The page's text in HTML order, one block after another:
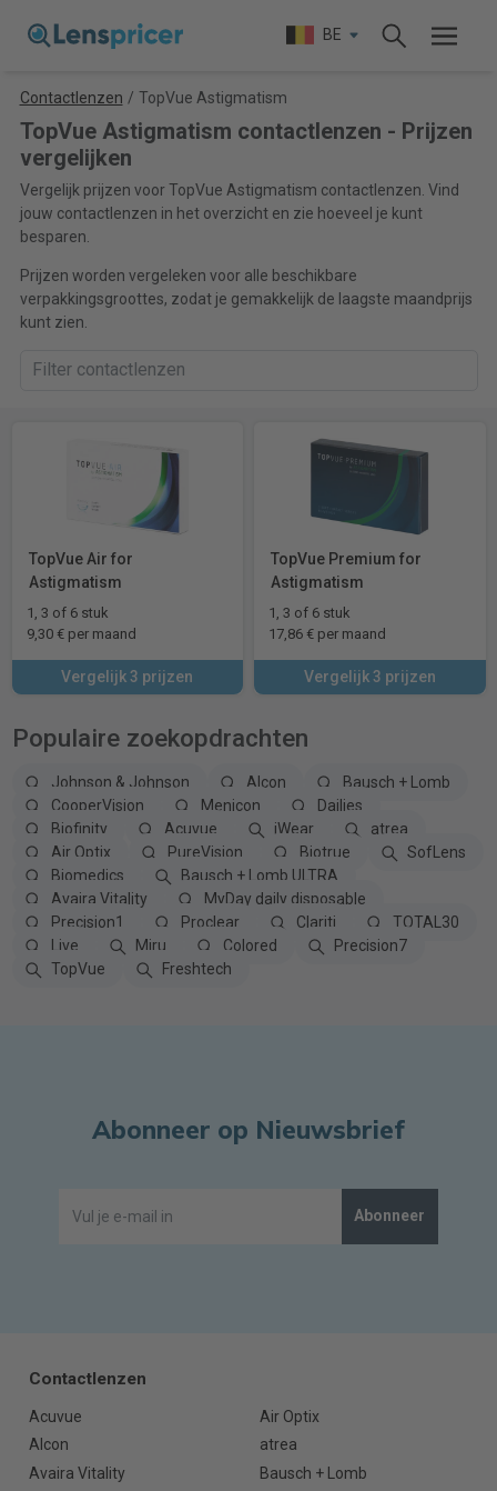
BE
Contactlenzen / TopVue Astigmatism
TopVue Astigmatism contactlenzen - Prijzen
vergelijken
Vergelijk prijzen voor TopVue Astigmatism contactlenzen. Vind
jouw contactlenzen in het overzicht en zie hoeveel je kunt
besparen.
Prijzen worden vergeleken voor alle beschikbare
verpakkingsgroottes, zodat je gemakkelijk de laagste maandprijs
kunt zien.
TopVue Air for
Astigmatism
1, 3 of 6 stuk
9,30 € per maand
Vergelijk 3 prijzen
TopVue Premium for
Astigmatism
1, 3 of 6 stuk
17,86 € per maand
Vergelijk 3 prijzen
Populaire zoekopdrachten
Johnson & Johnson Alcon
Bausch + Lomb
CooperVision
Menicon
Dailies
Biofinity
Acuvue iWear
atrea
Air Optix
PureVision Biotrue
SofLens
Biomedics
Bausch + Lomb ULTRA
Avaira Vitality
MyDay daily disposable
Precision1
Proclear Clariti
TOTAL30
Live
Miru Colored
Precision7
TopVue
Freshtech
Abonneer op Nieuwsbrief
Abonneer
Contactlenzen
Acuvue
Air Optix
Alcon
atrea
Avaira Vitality
Bausch + Lomb